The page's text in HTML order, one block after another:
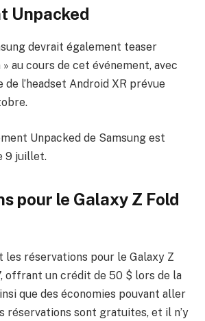
Unpacked
devrait également teaser
au cours de cet événement, avec
de l’headset Android XR prévue
Unpacked de Samsung est
9 juillet.
pour le Galaxy Z Fold
les réservations pour le Galaxy Z
offrant un crédit de 50 $ lors de la
que des économies pouvant aller
réservations sont gratuites, et il n’y